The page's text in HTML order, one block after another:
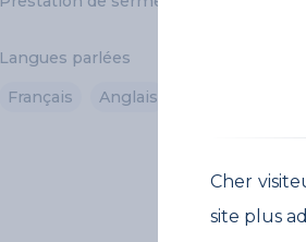
Langues parlées
Français
Anglais
Cher
site plus